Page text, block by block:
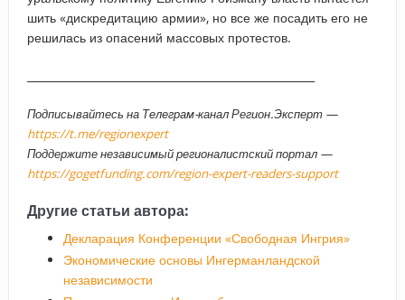
шить «дискредитацию армии», но все же посадить его не
решилась из опасений массовых протестов.
Подписывайтесь на Телеграм-канал Регион.Эксперт —
https://t.me/regionexpert
Поддержите независимый регионалистский портал —
https://gogetfunding.com/region-expert-readers-support
Другие статьи автора:
Декларация Конференции «Свободная Ингрия»
Экономические основы Ингерманландской
независимости